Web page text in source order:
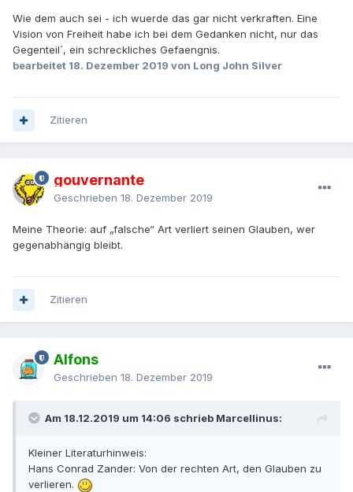
Wie dem auch sei - ich wuerde das gar nicht verkraften. Eine
Vision von Freiheit habe ich bei dem Gedanken nicht, nur das
Gegenteil´, ein schreckliches Gefaengnis.
bearbeitet 18. Dezember 2019 von Long John Silver
Zitieren
gouvernante
Geschrieben 18. Dezember 2019
Meine Theorie: auf „falsche“ Art verliert seinen Glauben, wer
gegenabhängig bleibt.
Zitieren
Alfons
Geschrieben 18. Dezember 2019
Am 18.12.2019 um 14:06 schrieb Marcellinus:
Kleiner Literaturhinweis:
Hans Conrad Zander: Von der rechten Art, den Glauben zu
verlieren.